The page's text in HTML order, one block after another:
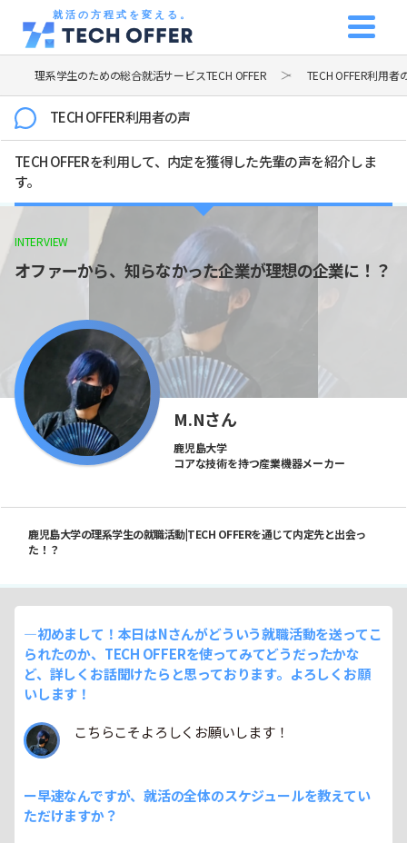
就活の方程式を変える。
理系学生のための総合就活サービスTECH OFFER TECH OFFER利用者
TECH OFFER利用者の声
TECH OFFERを利用して、内定を獲得した先輩の声を紹介しま
す。
INTERVIEW
オファーから、知らなかった企業が理想の企業に！？
M.Nさん
鹿児島大学
コアな技術を持つ産業機器メーカー
鹿児島大学の理系学生の就職活動|TECH OFFERを通じて内定先と出会っ
た！？
―初めまして！本日はNさんがどういう就職活動を送ってこ
られたのか、TECH OFFERを使ってみてどうだったかな
ど、詳しくお話聞けたらと思っております。よろしくお願
いします！
こちらこそよろしくお願いします！
ー早速なんですが、就活の全体のスケジュールを教えてい
ただけますか？